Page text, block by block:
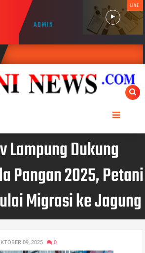
ADMIN
LIVE
Lampung Dukung
Pangan 2025, Petani
Migrasi ke Jagung
09, 2025 0